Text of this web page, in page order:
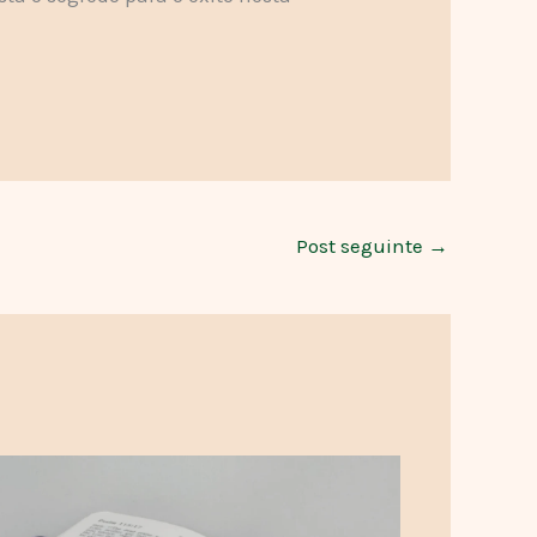
Post seguinte →